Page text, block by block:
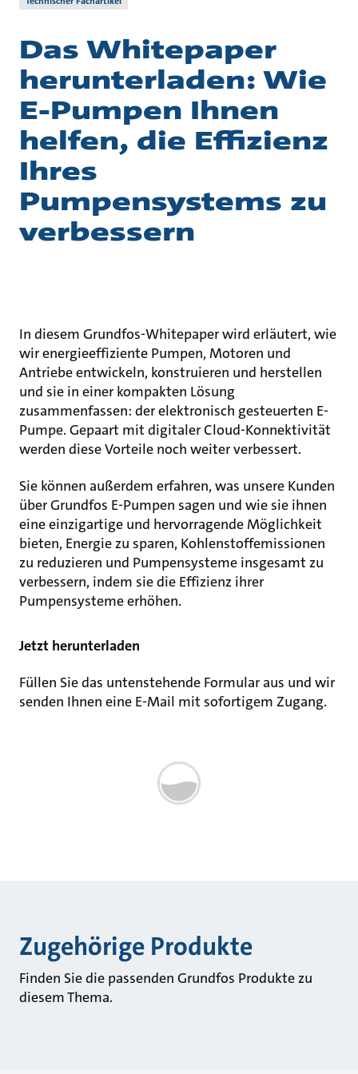
Das Whitepaper
herunterladen: Wie
E-Pumpen Ihnen
helfen, die Effizienz
Ihres
Pumpensystems zu
verbessern
In diesem Grundfos-Whitepaper wird erläutert, wie
wir energieeffiziente Pumpen, Motoren und
Antriebe entwickeln, konstruieren und herstellen
und sie in einer kompakten Lösung
zusammenfassen: der elektronisch gesteuerten E-
Pumpe. Gepaart mit digitaler Cloud-Konnektivität
werden diese Vorteile noch weiter verbessert.
Sie können außerdem erfahren, was unsere Kunden
über Grundfos E-Pumpen sagen und wie sie ihnen
eine einzigartige und hervorragende Möglichkeit
bieten, Energie zu sparen, Kohlenstoffemissionen
zu reduzieren und Pumpensysteme insgesamt zu
verbessern, indem sie die Effizienz ihrer
Pumpensysteme erhöhen.
Jetzt herunterladen
Füllen Sie das untenstehende Formular aus und wir
senden Ihnen eine E-Mail mit sofortigem Zugang.
Zugehörige Produkte
Finden Sie die passenden Grundfos Produkte zu
diesem Thema.